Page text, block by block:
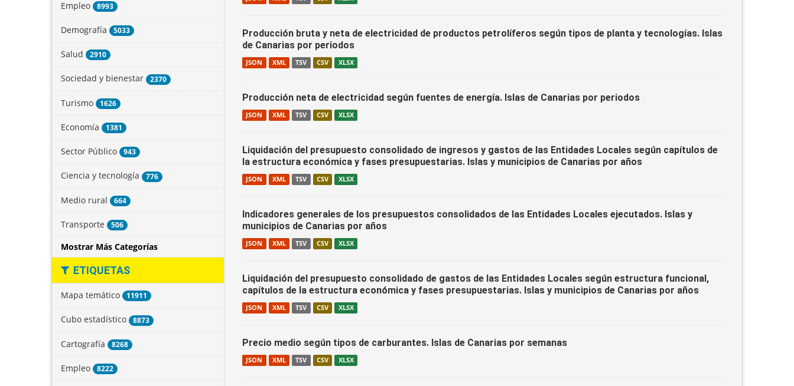
Empleo 8993
Demografía 5033
Salud 2910
Sociedad y bienestar 2370
Turismo 1626
Economía 1381
Sector Público 943
Ciencia y tecnología 776
Medio rural 664
Transporte 506
Mostrar Más Categorías
ETIQUETAS
Mapa temático 11911
Cubo estadístico 8873
Cartografía 8268
Empleo 8222
Producción bruta y neta de electricidad de productos petrolíferos según tipos de planta y tecnologías. Islas
de Canarias por periodos
JSON XML TSV CSV XLSX
Producción neta de electricidad según fuentes de energía. Islas de Canarias por periodos
JSON XML TSV CSV XLSX
Liquidación del presupuesto consolidado de ingresos y gastos de las Entidades Locales según capítulos de
la estructura económica y fases presupuestarias. Islas y municipios de Canarias por años
JSON XML TSV CSV XLSX
Indicadores generales de los presupuestos consolidados de las Entidades Locales ejecutados. Islas y
municipios de Canarias por años
JSON XML TSV CSV XLSX
Liquidación del presupuesto consolidado de gastos de las Entidades Locales según estructura funcional,
capítulos de la estructura económica y fases presupuestarias. Islas y municipios de Canarias por años
JSON XML TSV CSV XLSX
Precio medio según tipos de carburantes. Islas de Canarias por semanas
JSON XML TSV CSV XLSX